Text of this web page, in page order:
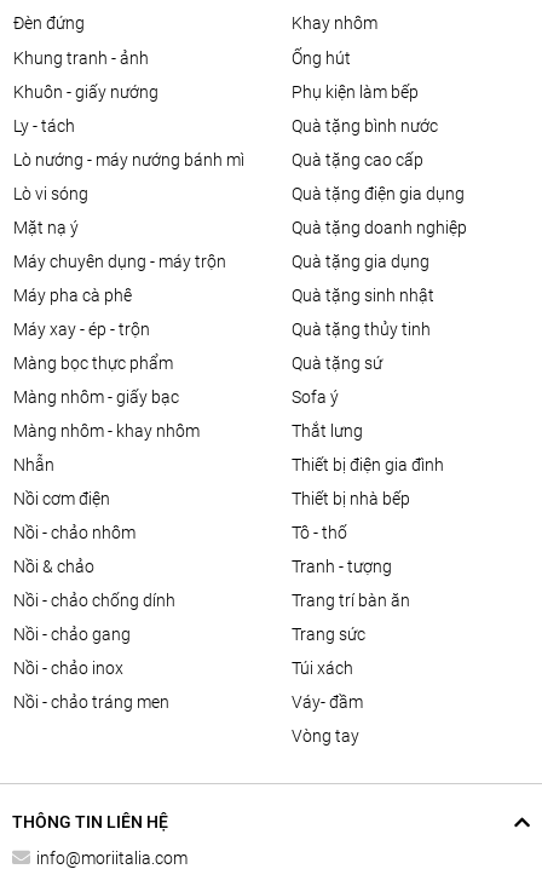
đèn đứng
khay nhôm
khung tranh - ảnh
khuôn - giấy nướng
ly - tách
lò nướng - máy nướng bánh mì
lò vi sóng
mặt nạ ý
máy chuyên dụng - máy trộn
máy pha cà phê
máy xay - ép - trộn
màng bọc thực phẩm
màng nhôm - giấy bạc
màng nhôm - khay nhôm
nhẫn
nồi cơm điện
nồi - chảo nhôm
nồi & chảo
nồi - chảo chống dính
nồi - chảo gang
nồi - chảo inox
nồi - chảo tráng men
ống hút
phụ kiện làm bếp
quà tặng bình nước
quà tặng cao cấp
quà tặng điện gia dụng
quà tặng doanh nghiệp
quà tặng gia dụng
quà tặng sinh nhật
quà tặng thủy tinh
quà tặng sứ
sofa ý
thắt lưng
thiết bị điện gia đình
thiết bị nhà bếp
tô - thố
tranh - tượng
trang trí bàn ăn
trang sức
túi xách
váy- đầm
vòng tay
THÔNG TIN LIÊN HỆ
info@moriitalia.com